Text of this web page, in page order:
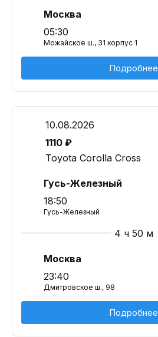
Москва
05:30
Можайское ш., 31 корпус 1
Подробнее
10.08.2026
1110 ₽
Toyota Corolla Cross
Гусь-Железный
18:50
Гусь-Железный
4 ч 50 м
Москва
23:40
Дмитровское ш., 98
Подробнее